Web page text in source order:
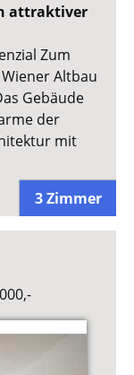
attraktiver
Zum
Altbau
Gebäude
der
mit
3 Zimmer